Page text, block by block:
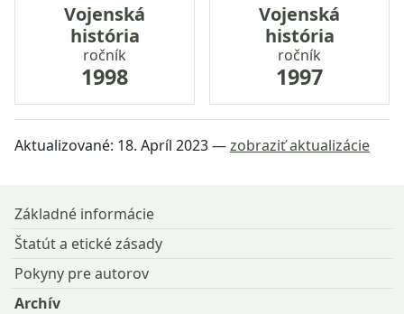
Vojenská
história
ročník
1998
Vojenská
história
ročník
1997
Aktualizované: 18. Apríl 2023—zobraziť aktualizácie
Základné informácie
Štatút a etické zásady
Pokyny pre autorov
Archív